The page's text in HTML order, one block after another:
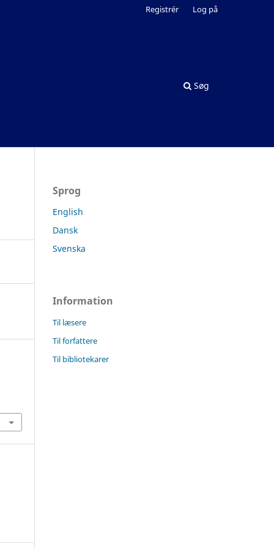
Søg
Registrér Log på
Sprog
English
Dansk
Svenska
Information
Til læsere
Til forfattere
Til bibliotekarer